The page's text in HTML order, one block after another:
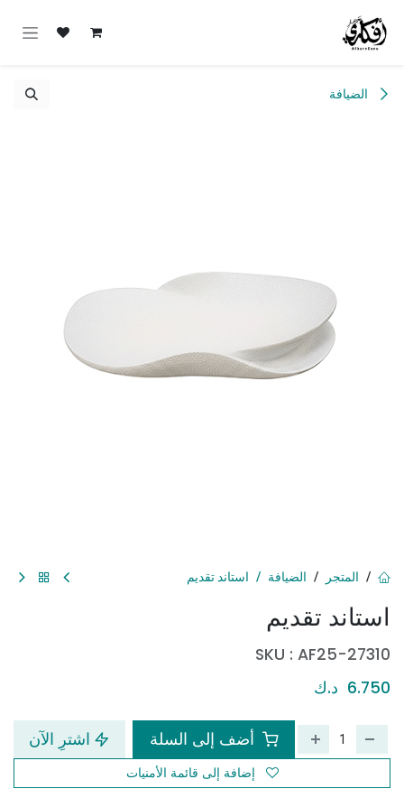
الضيافة
استاند تقديم
SKU : AF25-27310
6.750 د.ك
أضف إلى السلة اشترِ الآن
إضافة إلى قائمة الأمنيات
المتجر الضيافة استاند تقديم